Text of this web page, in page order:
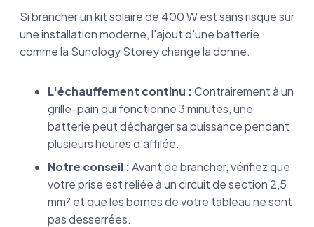
Si brancher un kit solaire de 400 W est sans risque sur
une installation moderne, l'ajout d'une batterie
comme la Sunology Storey change la donne.
L'échauffement continu :Contrairement à un
grille-pain qui fonctionne 3 minutes, une
batterie peut décharger sa puissance pendant
plusieurs heures d'affilée.
Notre conseil :Avant de brancher, vérifiez que
votre prise est reliée à un circuit de section 2,5
mm² et que les bornes de votre tableau ne sont
pas desserrées.